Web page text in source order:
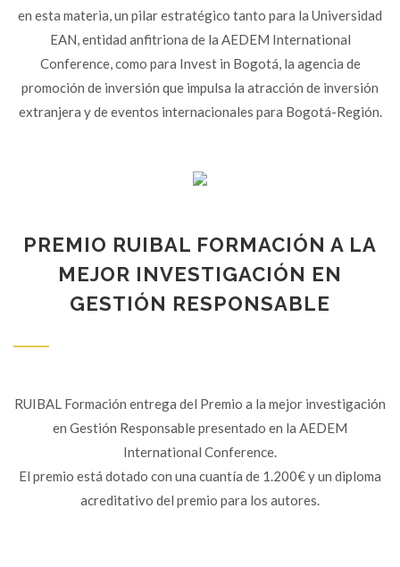
en esta materia, un pilar estratégico tanto para la Universidad
EAN, entidad anfitriona de la AEDEM International
Conference, como para Invest in Bogotá, la agencia de
promoción de inversión que impulsa la atracción de inversión
extranjera y de eventos internacionales para Bogotá-Región.
PREMIO RUIBAL FORMACIÓN A LA
MEJOR INVESTIGACIÓN EN
GESTIÓN RESPONSABLE
RUIBAL Formación entrega del Premio a la mejor investigación
en Gestión Responsable presentado en la AEDEM
International Conference.
El premio está dotado con una cuantía de 1.200€ y un diploma
acreditativo del premio para los autores.